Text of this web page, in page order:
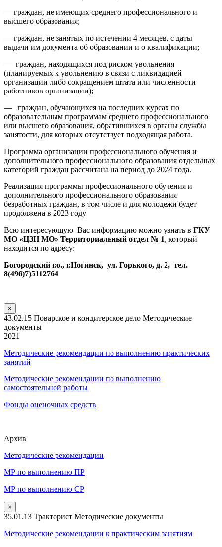
— граждан, не имеющих среднего профессионального и
высшего образования;
— граждан, не занятых по истечении 4 месяцев, с даты
выдачи им документа об образовании и о квалификации;
— граждан, находящихся под риском увольнения
(планируемых к увольнению в связи с ликвидацией
организации либо сокращением штата или численности
работников организации);
— граждан, обучающихся на последних курсах по
образовательным программам среднего профессионального
или высшего образования, обратившихся в органы службы
занятости, для которых отсутствует подходящая работа.
Программа организации профессионального обучения и
дополнительного профессионального образования отдельных
категорий граждан рассчитана на период до 2024 года.
Реализация программы профессионального обучения и
дополнительного профессионального образования
безработных граждан, в том числе и для молодежи будет
продолжена в 2023 году
Всю интересующую Вас информацию можно узнать в ГКУ
МО «ЦЗН МО» Территориальный отдел № 1, который
находится по адресу:
Богородский г.о., г.Ногинск, ул. Горького, д. 2, тел.
8(496)7)5112764
×
43.02.15 Поварское и кондитерское дело Методические
документы
2021
Методические рекомендации по выполнению практических
занятий
Методические рекомендации по выполнению
самостоятельной работы
Фонды оценочных средств
Архив
Методические рекомендации
МР по выполнению ПР
МР по выполнению СР
×
35.01.13 Тракторист Методические документы
Методические рекомендации к практическим занятиям